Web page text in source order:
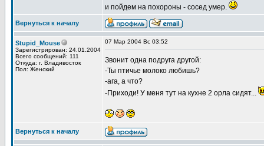
и пойдем на похороны - сосед умер.
Вернуться к началу
Stupid_Mouse
Зарегистрирован: 24.01.2004
Всего сообщений: 111
Откуда: г. Владивосток
Пол: Женский
07 Мар 2004 Вс 03:52
Звонит одна подруга другой:
-Ты птичье молоко любишь?
-ага, а что?
-Приходи! У меня тут на кухне 2 орла сидят...
Вернуться к началу